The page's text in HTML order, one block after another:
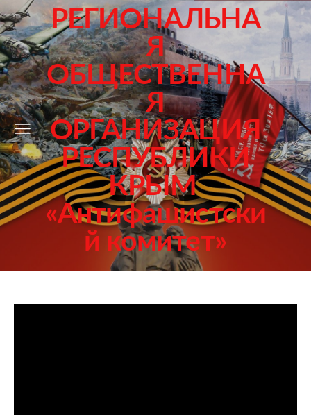
РЕГИОНАЛЬНА
Я
ОБЩЕСТВЕННА
Я
ОРГАНИЗАЦИЯ
РЕСПУБЛИКИ
КРЫМ
«Антифашистски
й комитет»